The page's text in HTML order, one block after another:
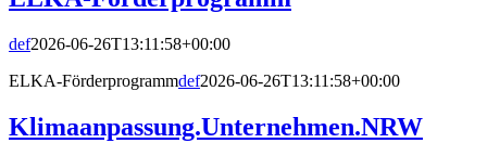
def2026-06-26T13:11:58+00:00
ELKA-Förderprogrammdef2026-06-26T13:11:58+00:00
Klimaanpassung.Unternehmen.NRW